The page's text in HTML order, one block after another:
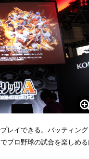
レイできる。バッティン
プロ野球の試合を楽しめ